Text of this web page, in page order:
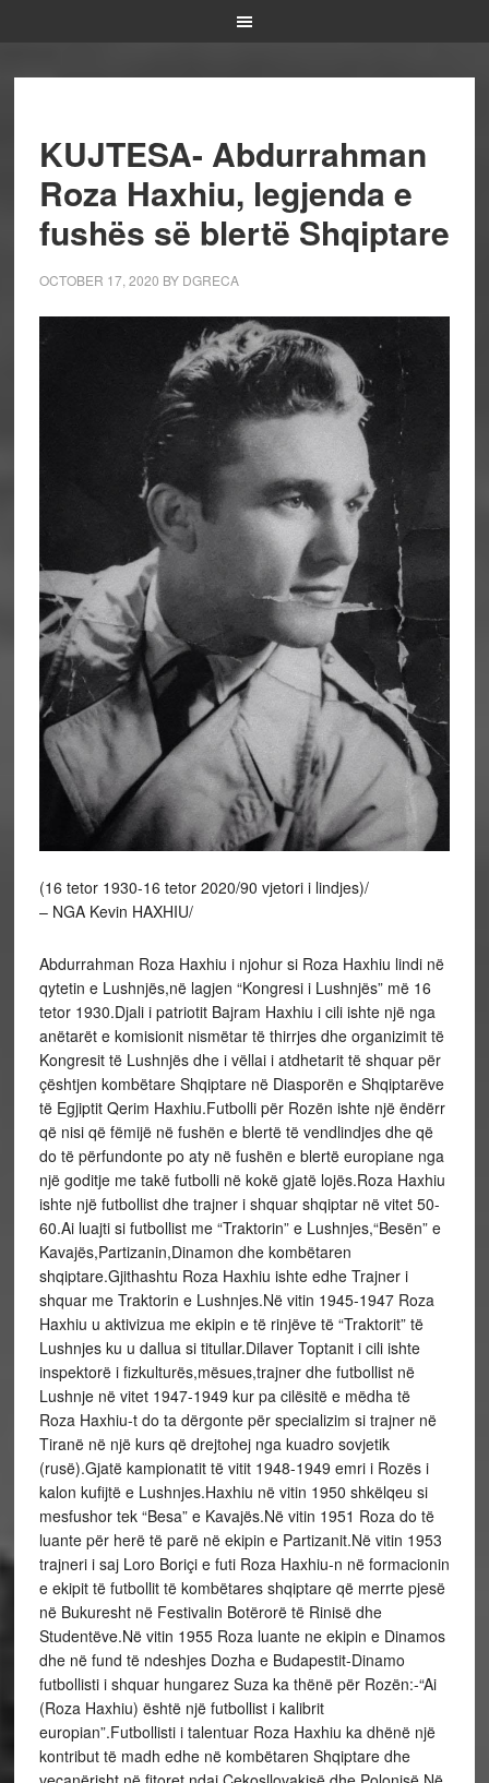
KUJTESA- Abdurrahman
Roza Haxhiu, legjenda e
fushës së blertë Shqiptare
OCTOBER 17, 2020 BY DGRECA
(16 tetor 1930-16 tetor 2020/90 vjetori i lindjes)/
– NGA Kevin HAXHIU/
Abdurrahman Roza Haxhiu i njohur si Roza Haxhiu lindi në
qytetin e Lushnjës,në lagjen “Kongresi i Lushnjës” më 16
tetor 1930.Djali i patriotit Bajram Haxhiu i cili ishte një nga
anëtarët e komisionit nismëtar të thirrjes dhe organizimit të
Kongresit të Lushnjës dhe i vëllai i atdhetarit të shquar për
çështjen kombëtare Shqiptare në Diasporën e Shqiptarëve
të Egjiptit Qerim Haxhiu.Futbolli për Rozën ishte një ëndërr
që nisi që fëmijë në fushën e blertë të vendlindjes dhe që
do të përfundonte po aty në fushën e blertë europiane nga
një goditje me takë futbolli në kokë gjatë lojës.Roza Haxhiu
ishte një futbollist dhe trajner i shquar shqiptar në vitet 50-
60.Ai luajti si futbollist me “Traktorin” e Lushnjes,“Besën” e
Kavajës,Partizanin,Dinamon dhe kombëtaren
shqiptare.Gjithashtu Roza Haxhiu ishte edhe Trajner i
shquar me Traktorin e Lushnjes.Në vitin 1945-1947 Roza
Haxhiu u aktivizua me ekipin e të rinjëve të “Traktorit” të
Lushnjes ku u dallua si titullar.Dilaver Toptanit i cili ishte
inspektorë i fizkulturës,mësues,trajner dhe futbollist në
Lushnje në vitet 1947-1949 kur pa cilësitë e mëdha të
Roza Haxhiu-t do ta dërgonte për specializim si trajner në
Tiranë në një kurs që drejtohej nga kuadro sovjetik
(rusë).Gjatë kampionatit të vitit 1948-1949 emri i Rozës i
kalon kufijtë e Lushnjes.Haxhiu në vitin 1950 shkëlqeu si
mesfushor tek “Besa” e Kavajës.Në vitin 1951 Roza do të
luante për herë të parë në ekipin e Partizanit.Në vitin 1953
trajneri i saj Loro Boriçi e futi Roza Haxhiu-n në formacionin
e ekipit të futbollit të kombëtares shqiptare që merrte pjesë
në Bukuresht në Festivalin Botërorë të Rinisë dhe
Studentëve.Në vitin 1955 Roza luante ne ekipin e Dinamos
dhe në fund të ndeshjes Dozha e Budapestit-Dinamo
futbollisti i shquar hungarez Suza ka thënë për Rozën:-“Ai
(Roza Haxhiu) është një futbollist i kalibrit
europian”.Futbollisti i talentuar Roza Haxhiu ka dhënë një
kontribut të madh edhe në kombëtaren Shqiptare dhe